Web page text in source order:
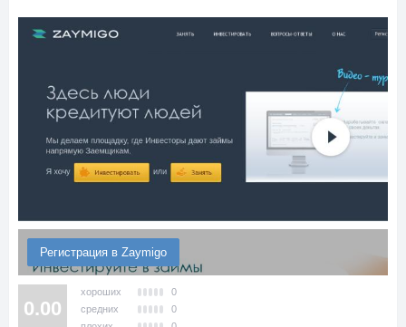
Регистрация в Zaymigo
0.00
хороших
0
средних
0